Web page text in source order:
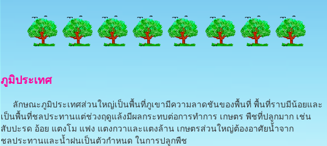
ภูมิประเทศ
ลักษณะภูมิประเทศส่วนใหญ่เป็นพื้นที่ภูเขามีความลาดชันของพื้นที่ พื้นที่ราบมีน้อยและ
เป็นพื้นที่ชลประทานแต่ช่วงฤดูแล้งมีผลกระทบต่อการทำการ เกษตร พืชที่ปลูกมาก เช่น
สับปะรด อ้อย แตงโม แฟง แตงกวาและแตงล้าน เกษตรส่วนใหญ่ต้องอาศัยน้ำจาก
ชลประทานและน้ำฝนเป็นตัวกำหนด ในการปลูกพืช